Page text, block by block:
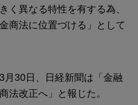
く異なる特性を有する為、
商法に位置づける」として
月30日、日経新聞は「金融
改正へ」と報じた。